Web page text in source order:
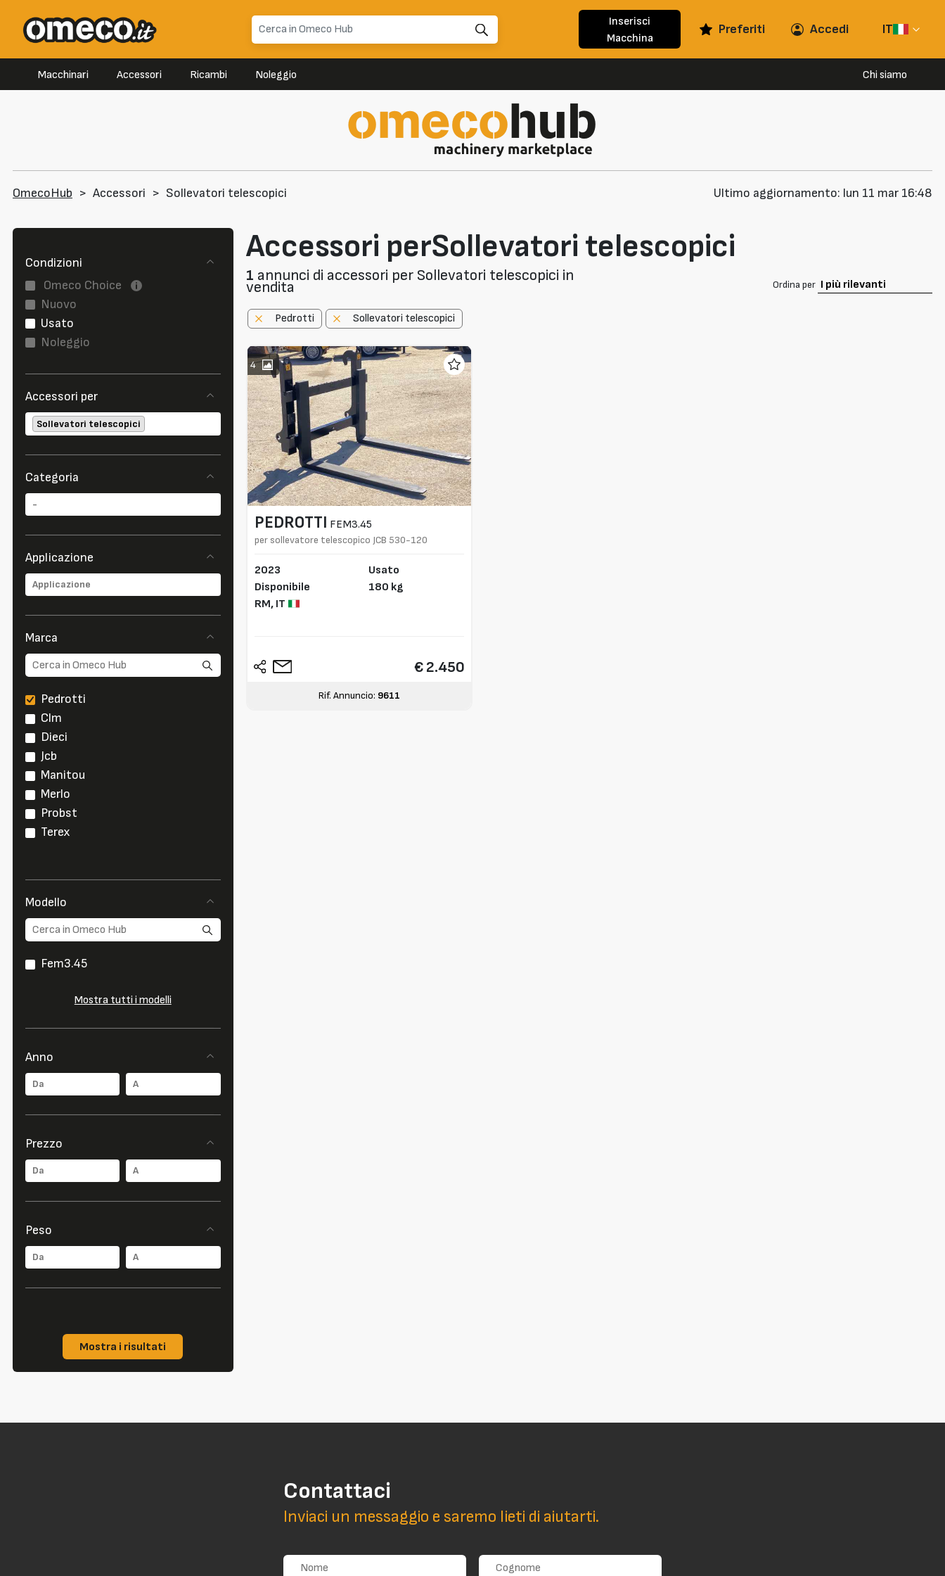
Inserisci
Macchina
Preferiti Accedi IT
Macchinari Accessori Ricambi Noleggio Chi siamo
OmecoHub > Accessori > Sollevatori telescopici Ultimo aggiornamento: lun 11 mar 16:48
Condizioni
Omeco Choice
Nuovo
Usato
Noleggio
Accessori per
Sollevatori telescopici
Categoria
Applicazione
Marca
Pedrotti
Clm
Dieci
Jcb
Manitou
Merlo
Probst
Terex
Modello
Fem3.45
Mostra tutti i modelli
Anno
Prezzo
Peso
Mostra i risultati
Accessori perSollevatori telescopici
1 annunci di accessori per Sollevatori telescopici in
vendita Ordina per
Pedrotti Sollevatori telescopici
4
PEDROTTI FEM3.45
per sollevatore telescopico JCB 530-120
2023
Disponibile
RM,IT
Usato
180 kg
€ 2.450
Rif. Annuncio: 9611
Contattaci
Inviaci un messaggio e saremo lieti di aiutarti.